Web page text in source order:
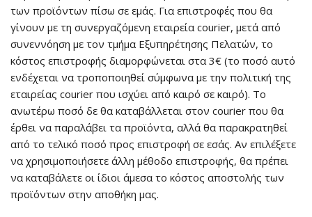
των προϊόντων πίσω σε εμάς. Για επιστροφές που θα
γίνουν με τη συνεργαζόμενη εταιρεία courier, μετά από
συνεννόηση με τον τμήμα Εξυπηρέτησης Πελατών, το
κόστος επιστροφής διαμορφώνεται στα 3€ (το ποσό αυτό
ενδέχεται να τροποποιηθεί σύμφωνα με την πολιτική της
εταιρείας courier που ισχύει από καιρό σε καιρό). Το
ανωτέρω ποσό δε θα καταβάλλεται στον courier που θα
έρθει να παραλάβει τα προϊόντα, αλλά θα παρακρατηθεί
από το τελικό ποσό προς επιστροφή σε εσάς. Αν επιλέξετε
να χρησιμοποιήσετε άλλη μέθοδο επιστροφής, θα πρέπει
να καταβάλετε οι ίδιοι άμεσα το κόστος αποστολής των
προϊόντων στην αποθήκη μας.